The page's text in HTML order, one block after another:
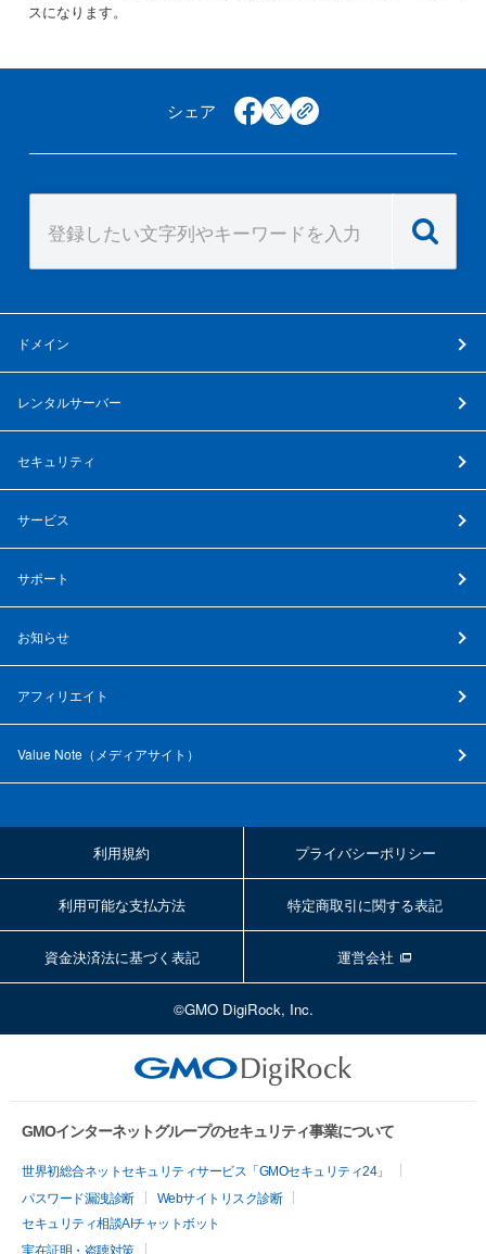
スになります。
シェア facebook
x copy
ドメイン
レンタルサーバー
セキュリティ
サービス
サポート
お知らせ
アフィリエイト
Value Note（ メディアサイト ）
利用規約 プライバシーポリシー
利用可能な支払方法 特定商取引に関する表記
資金決済法に基づく表記 運営会社
©GMO DigiRock, Inc.
GMOインターネットグループのセキュリティ事業について
世界初総合ネットセキュリティサービス「GMOセキュリティ24」
パスワード漏洩診断
Webサイトリスク診断
セキュリティ相談AIチャットボット
実在証明・盗聴対策